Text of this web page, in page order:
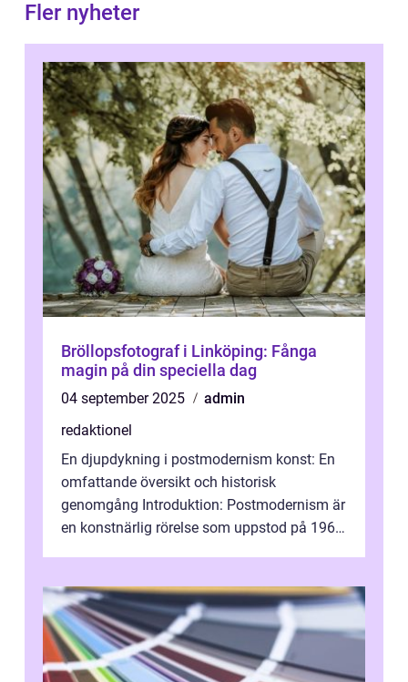
Fler nyheter
Bröllopsfotograf i Linköping: Fånga
magin på din speciella dag
04 september 2025
admin
redaktionel
En djupdykning i postmodernism konst: En
omfattande översikt och historisk
genomgång Introduktion: Postmodernism är
en konstnärlig rörelse som uppstod på 1960-